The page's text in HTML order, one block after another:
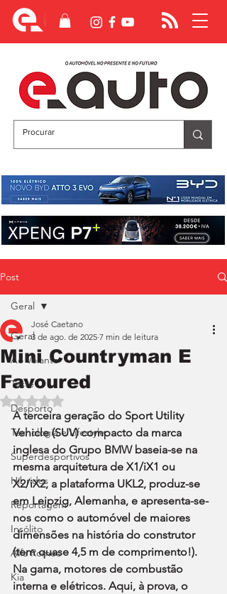
Post
Geral
Ao Volante
Teste
Desporto
Tecnologia e Lifestyle
Superdesportivos
Híbridos
Reportagem
Insólito
Alfa Romeo
Kia
Geral
Mini Countryman E
Favoured
José Caetano
3 de ago. de 2025 7 min de leitura
Avaliado com NaN de 5 estrelas.
A terceira geração do Sport Utility
Vehicle (SUV) compacto da marca
inglesa do Grupo BMW baseia-se na
mesma arquitetura de X1/iX1 ou
X2/iX2, a plataforma UKL2, produz-se
em Leipzig, Alemanha, e apresenta-se-
nos como o automóvel de maiores
dimensões na história do construtor
(tem quase 4,5 m de comprimento!).
Na gama, motores de combustão
interna e elétricos. Aqui, à prova, o